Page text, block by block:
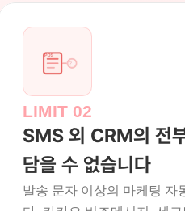
LIMIT 02
SMS 외 CRM의 전
담을 수 없습니다
발송 문자 이상의 마케팅 자